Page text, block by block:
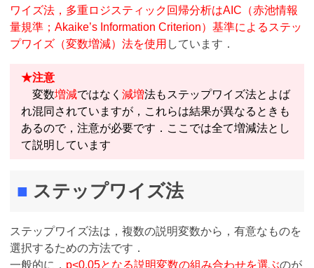
ワイズ法，多重ロジスティック回帰分析はAIC（赤池情報
量規準；Akaike’s Information Criterion）基準によるステッ
プワイズ（変数増減）法を使用 しています．
★注意
変数増減ではなく 減増法もステップワイズ法とよば
れ混同されていますが，これらは結果が異なるときも
あるので，注意が必要です．ここでは全て増減法とし
て説明しています
■ ステップワイズ法
ステップワイズ法は，複数の説明変数から，有意なものを
選択するための方法です．
一般的に， p<0.05となる説明変数の組み合わせを選ぶのが